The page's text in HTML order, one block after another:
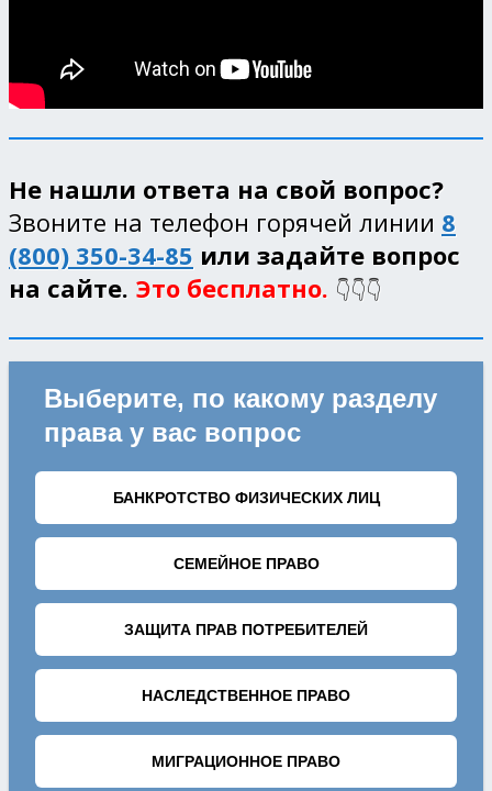
Не нашли ответа на свой вопрос?
Звоните на телефон горячей линии 8
(800) 350-34-85 или задайте вопрос
на сайте. Это бесплатно. 👇👇👇